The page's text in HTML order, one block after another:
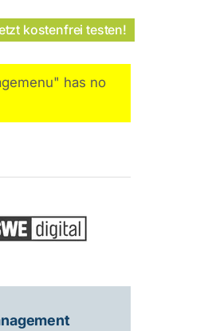
kostenfrei testen!
has no